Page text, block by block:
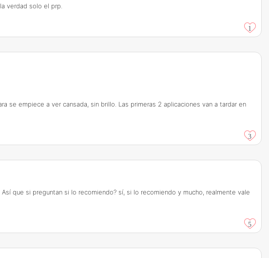
verdad solo el prp.
1
empiece a ver cansada, sin brillo. Las primeras 2 aplicaciones van a tardar en
3
que si preguntan si lo recomiendo? sí, si lo recomiendo y mucho, realmente vale
5